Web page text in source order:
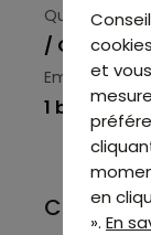
Quartier :
/ Odéon
1 bis
et
en
». En